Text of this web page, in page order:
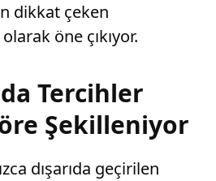
dikkat çeken
öne çıkıyor.
Tercihler
Şekilleniyor
dışarıda geçirilen